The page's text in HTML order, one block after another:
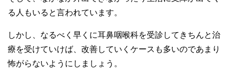
る人もいると言われています。
しかし、なるべく早くに耳鼻咽喉科を受診してきちんと治
療を受けていけば、改善していくケースも多いのであまり
怖がらないようにしましょう。